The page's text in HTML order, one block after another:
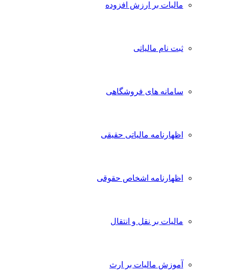
مالیات بر ارزش افزوده
ثبت نام مالیاتی
سامانه های فروشگاهی
اظهارنامه مالیاتی حقیقی
اظهارنامه اشخاص حقوقی
مالیات بر نقل و انتقال
آموزش مالیات بر ارث